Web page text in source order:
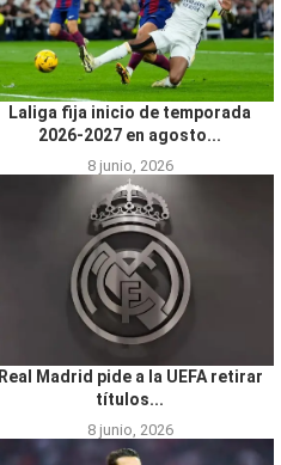
Laliga fija inicio de temporada
2026-2027 en agosto...
8 junio, 2026
Real Madrid pide a la UEFA retirar
títulos...
8 junio, 2026